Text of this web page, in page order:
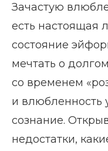
Зачастую
есть настоящая
состояние
мечтать о
со временем
и влюбленность
сознание.
недостатки,